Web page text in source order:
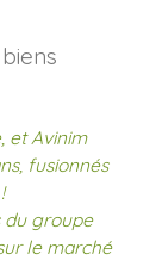
et Avinim
fusionnés
du groupe
le marché